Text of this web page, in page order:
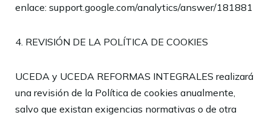
enlace: support.google.com/analytics/answer/181881
4. REVISIÓN DE LA POLÍTICA DE COOKIES
UCEDA y UCEDA REFORMAS INTEGRALES realizará
una revisión de la Política de cookies anualmente,
salvo que existan exigencias normativas o de otra